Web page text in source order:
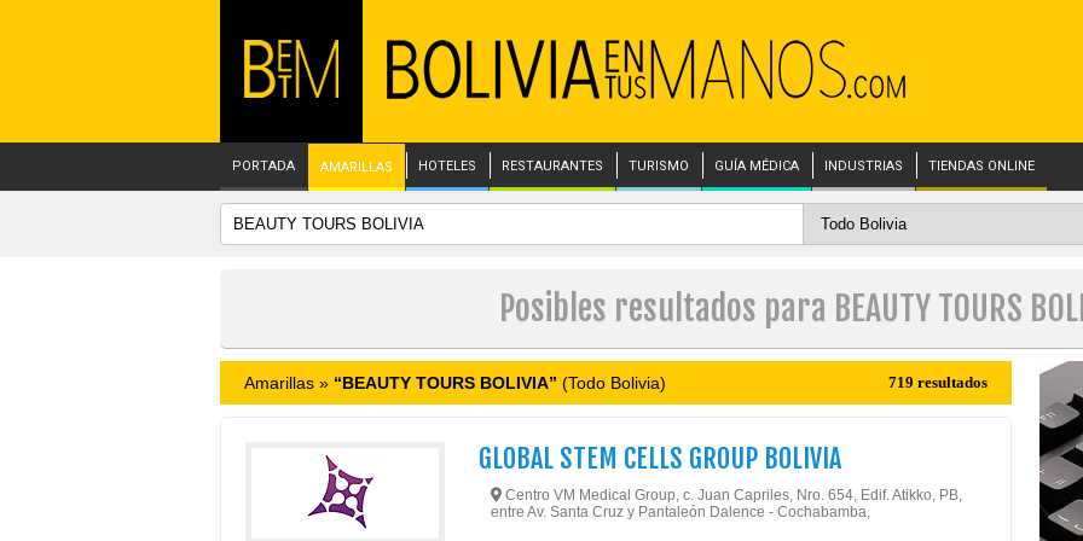
PORTADA AMARILLAS HOTELES RESTAURANTES TURISMO GUÍA MÉDICA INDUSTRIAS TIENDAS ONLINE
Posibles resultados para BEAUTY TOURS
Amarillas » “BEAUTY TOURS BOLIVIA” (Todo Bolivia) 719 resultados
GLOBAL STEM CELLS GROUP BOLIVIA
Centro VM Medical Group, c. Juan Capriles, Nro. 654, Edif. Atikko, PB,
entre Av. Santa Cruz y Pantaleón Dalence - Cochabamba,